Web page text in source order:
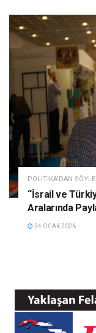
POLITIKA'DAN
“İsrail ve
Aralarında
24 OCAK 2026